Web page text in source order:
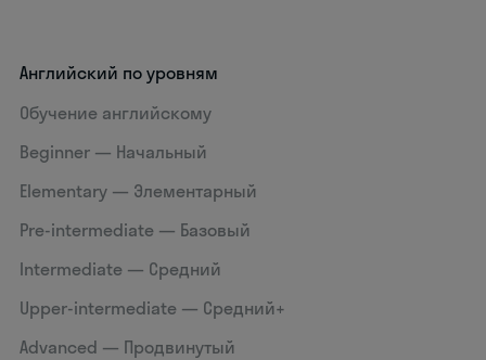
Английский по уровням
Обучение английскому
Beginner — Начальный
Elementary — Элементарный
Pre-intermediate — Базовый
Intermediate — Средний
Upper-intermediate — Средний+
Advanced — Продвинутый